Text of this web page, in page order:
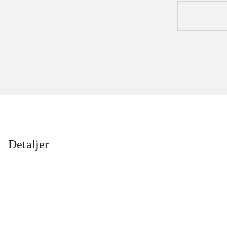
Detaljer